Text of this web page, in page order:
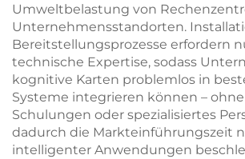
Umweltbelastung von
Unternehmensstandorten.
Bereitstellungsprozesse erfordern
technische Expertise, sodass
kognitive Karten problemlos in
Systeme integrieren können –
Schulungen oder spezialisiertes
dadurch die Markteinführungszeit
intelligenter Anwendungen